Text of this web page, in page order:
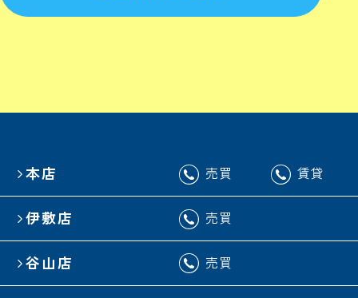
本店 売買 賃貸
伊敷店 売買
谷山店 売買